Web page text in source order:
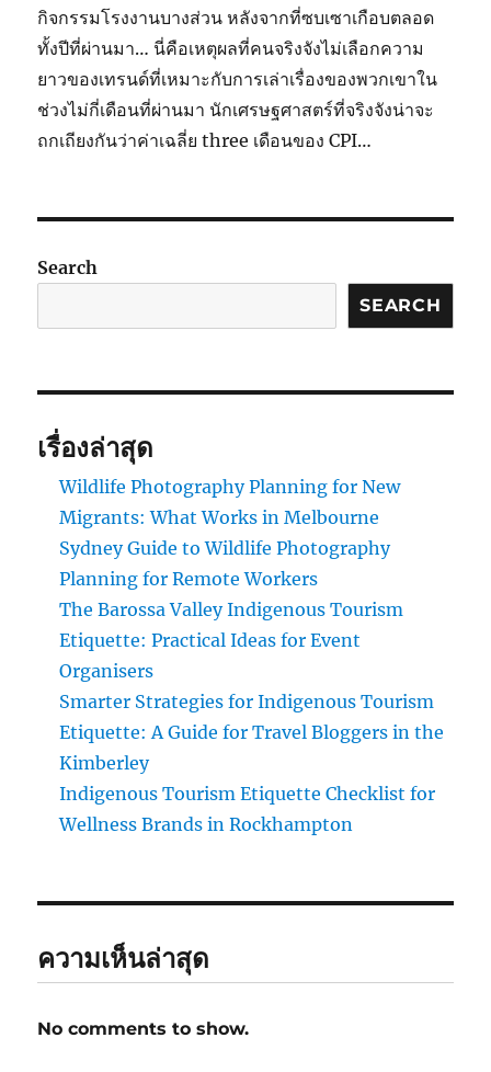
กิจกรรมโรงงานบางส่วน หลังจากที่ซบเซาเกือบตลอด
ทั้งปีที่ผ่านมา… นี่คือเหตุผลที่คนจริงจังไม่เลือกความ
ยาวของเทรนด์ที่เหมาะกับการเล่าเรื่องของพวกเขาใน
ช่วงไม่กี่เดือนที่ผ่านมา นักเศรษฐศาสตร์ที่จริงจังน่าจะ
ถกเถียงกันว่าค่าเฉลี่ย three เดือนของ CPI…
Search
SEARCH
เรื่องล่าสุด
Wildlife Photography Planning for New
Migrants: What Works in Melbourne
Sydney Guide to Wildlife Photography
Planning for Remote Workers
The Barossa Valley Indigenous Tourism
Etiquette: Practical Ideas for Event
Organisers
Smarter Strategies for Indigenous Tourism
Etiquette: A Guide for Travel Bloggers in the
Kimberley
Indigenous Tourism Etiquette Checklist for
Wellness Brands in Rockhampton
ความเห็นล่าสุด
No comments to show.